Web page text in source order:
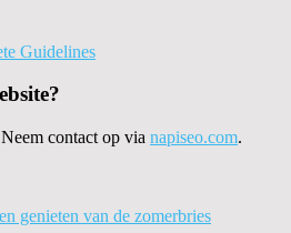
Guidelines
contact op via napiseo.com.
genieten van de zomerbries